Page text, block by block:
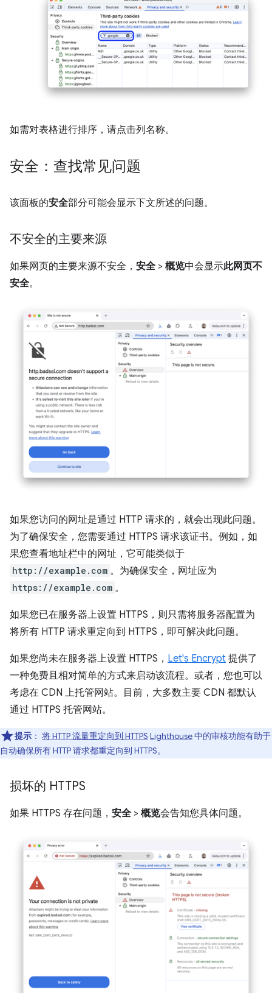
如需对表格进行排序，请点击列名称。
安全：查找常见问题
该面板的安全部分可能会显示下文所述的问题。
不安全的主要来源
如果网页的主要来源不安全，安全 > 概览中会显示此网页不
安全。
如果您访问的网址是通过 HTTP 请求的，就会出现此问题。
为了确保安全，您需要通过 HTTPS 请求该证书。例如，如
果您查看地址栏中的网址，它可能类似于
http://example.com 。为确保安全，网址应为
https://example.com 。
如果您已在服务器上设置 HTTPS，则只需将服务器配置为
将所有 HTTP 请求重定向到 HTTPS，即可解决此问题。
如果您尚未在服务器上设置 HTTPS， Let's Encrypt 提供了
一种免费且相对简单的方式来启动该流程。或者，您也可以
考虑在 CDN 上托管网站。目前，大多数主要 CDN 都默认
通过 HTTPS 托管网站。
提示 ： 将 HTTP 流量重定向到 HTTPS Lighthouse中的审核功能有助于
自动确保所有 HTTP 请求都重定向到 HTTPS。
损坏的 HTTPS
如果 HTTPS 存在问题，安全 > 概览会告知您具体问题。